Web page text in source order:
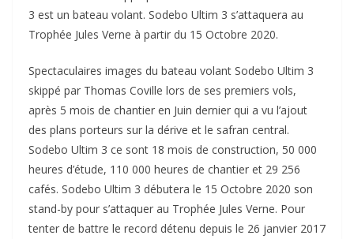
3 est un bateau volant. Sodebo Ultim 3 s’attaquera au
Trophée Jules Verne à partir du 15 Octobre 2020.
Spectaculaires images du bateau volant Sodebo Ultim 3
skippé par Thomas Coville lors de ses premiers vols,
après 5 mois de chantier en Juin dernier qui a vu l’ajout
des plans porteurs sur la dérive et le safran central.
Sodebo Ultim 3 ce sont 18 mois de construction, 50 000
heures d’étude, 110 000 heures de chantier et 29 256
cafés. Sodebo Ultim 3 débutera le 15 Octobre 2020 son
stand-by pour s’attaquer au Trophée Jules Verne. Pour
tenter de battre le record détenu depuis le 26 janvier 2017